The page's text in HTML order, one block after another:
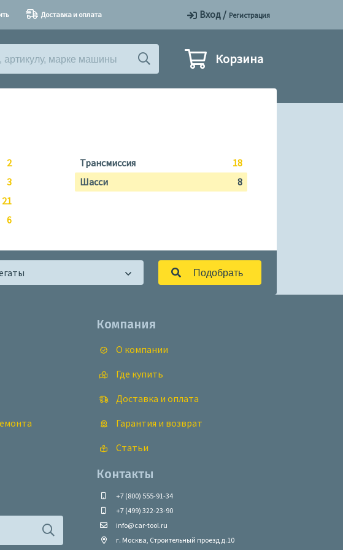
Вход / Регистрация
Доставка и оплата
Корзина
2
3
21
6
Трансмиссия
18
Шасси
8
Подобрать
Компания
О компании
Где купить
Доставка и оплата
Гарантия и возврат
Статьи
Контакты
+7 (800) 555-91-34
+7 (499) 322-23-90
info@car-tool.ru
г. Москва, Строительный проезд д.10